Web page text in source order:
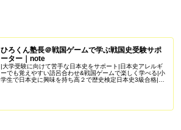
ひろくん塾長＠戦国ゲームで学ぶ戦国史受験サポ
ーター｜note
|大学受験に向けて苦手な日本史をサポート|日本史アレルギ
ーでも覚えやすい語呂合わせ&戦国ゲームで楽しく学べる|小
学生で日本史に興味を持ち高２で歴史検定日本史3級合格|苦